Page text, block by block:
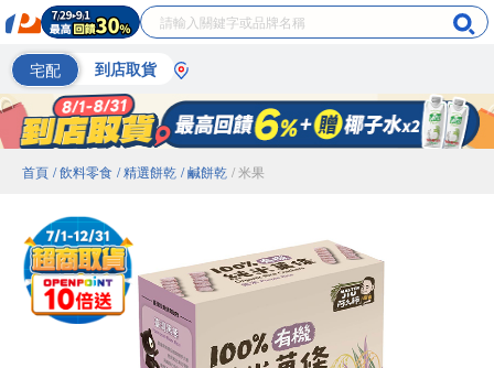
宅配 到店取貨
首頁 / 飲料零食 / 精選餅乾 / 鹹餅乾 / 米果